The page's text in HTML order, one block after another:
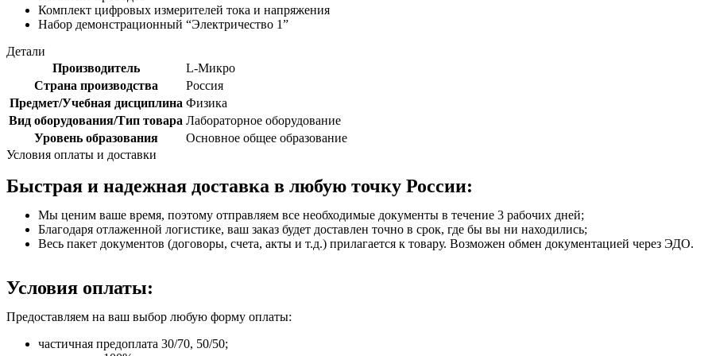
Комплект цифровых измерителей тока и напряжения
Набор демонстрационный “Электричество 1”
Детали
Производитель
L-Микро
Страна производства
Россия
Предмет/Учебная дисциплина Физика
Вид оборудования/Тип товара Лабораторное оборудование
Уровень образования
Основное общее образование
Условия оплаты и доставки
Быстрая и надежная доставка в любую точку России:
Мы ценим ваше время, поэтому отправляем все необходимые документы в течение 3 рабочих дней;
Благодаря отлаженной логистике, ваш заказ будет доставлен точно в срок, где бы вы ни находились;
Весь пакет документов (договоры, счета, акты и т.д.) прилагается к товару. Возможен обмен документацией через ЭДО.
Условия оплаты:
Предоставляем на ваш выбор любую форму оплаты:
частичная предоплата 30/70, 50/50;